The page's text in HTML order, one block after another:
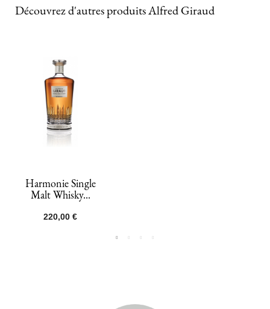
Découvrez d'autres produits Alfred Giraud
Harmonie Single
Malt Whisky...
Prix
220,00 €